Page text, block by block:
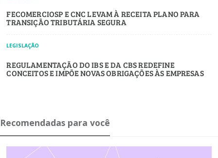
FECOMERCIOSP E CNC LEVAM À RECEITA PLANO PARA
TRANSIÇÃO TRIBUTÁRIA SEGURA
LEGISLAÇÃO
REGULAMENTAÇÃO DO IBS E DA CBS REDEFINE
CONCEITOS E IMPÕE NOVAS OBRIGAÇÕES ÀS EMPRESAS
Recomendadas para você